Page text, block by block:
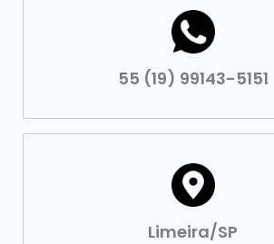
55 (19) 99143-5151
Limeira/SP